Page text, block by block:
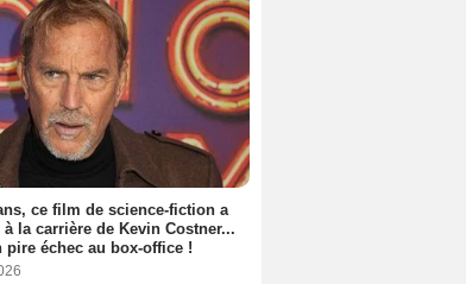
ce film de science-fiction a
la carrière de Kevin Costner...
pire échec au box-office !